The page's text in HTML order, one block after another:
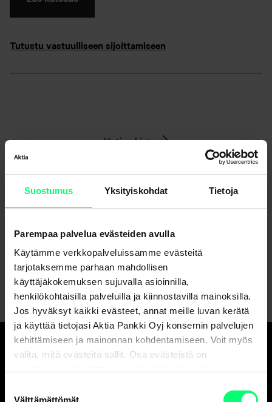
Suostumus Yksityiskohdat Tietoja
Parempaa palvelua evästeiden avulla
Käytämme verkkopalveluissamme evästeitä
tarjotaksemme parhaan mahdollisen
käyttäjäkokemuksen sujuvalla asioinnilla,
henkilökohtaisilla palveluilla ja kiinnostavilla mainoksilla.
Jos hyväksyt kaikki evästeet, annat meille luvan kerätä
ja käyttää tietojasi Aktia Pankki Oyj konsernin palvelujen
kehittämiseen ja mainonnan kohdentamiseen. Voit myös
valita, mitä evästeitä sallit. Osa evästeistä on
Välttämättömät
Tutustu vastuulliseen sijoittamiseen
Uutisarkisto
varainhoitaja.